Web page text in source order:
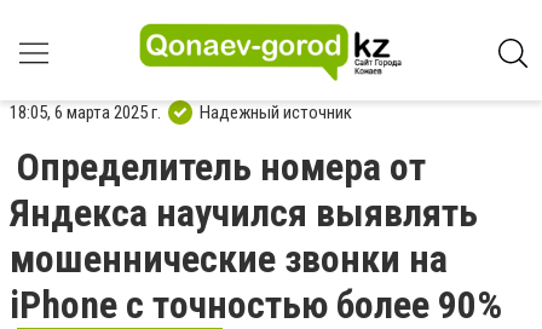
18:05, 6 марта 2025 г. Надежный источник
Определитель номера от
Яндекса научился выявлять
мошеннические звонки на
iPhone с точностью более 90%